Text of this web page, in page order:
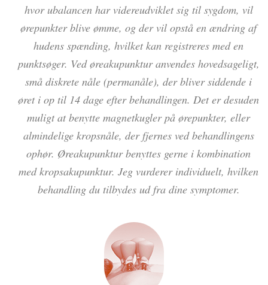
hvor ubalancen har videreudviklet sig til sygdom, vil
ørepunkter blive ømme, og der vil opstå en ændring af
hudens spænding, hvilket kan registreres med en
punktsøger. Ved øreakupunktur anvendes hovedsageligt,
små diskrete nåle (permanåle), der bliver siddende i
øret i op til 14 dage efter behandlingen. Det er desuden
muligt at benytte magnetkugler på ørepunkter, eller
almindelige kropsnåle, der fjernes ved behandlingens
ophør. Øreakupunktur benyttes gerne i kombination
med kropsakupunktur. Jeg vurderer individuelt, hvilken
behandling du tilbydes ud fra dine symptomer.